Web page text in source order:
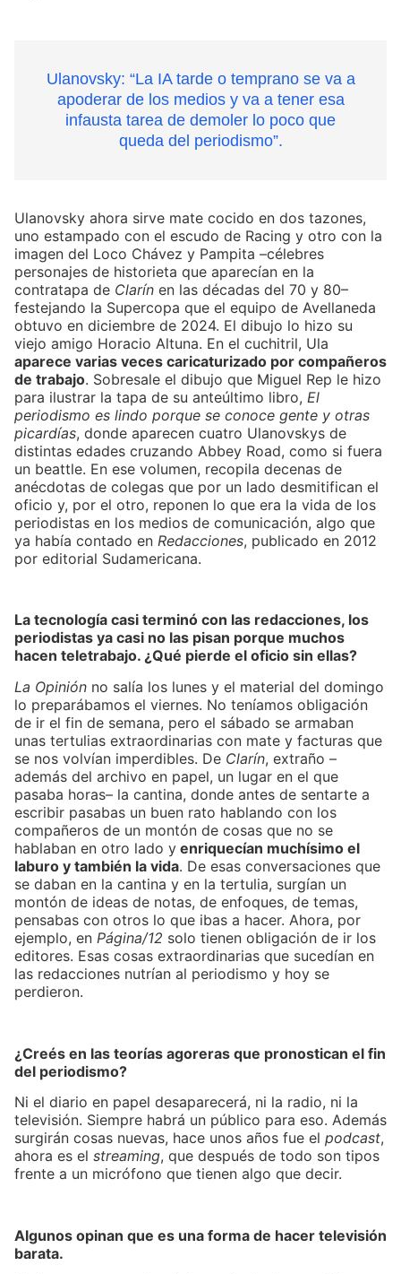
Ulanovsky: “La IA tarde o temprano se va a
apoderar de los medios y va a tener esa
infausta tarea de demoler lo poco que
queda del periodismo”.
Ulanovsky ahora sirve mate cocido en dos tazones,
uno estampado con el escudo de Racing y otro con la
imagen del Loco Chávez y Pampita –célebres
personajes de historieta que aparecían en la
contratapa de Clarín en las décadas del 70 y 80–
festejando la Supercopa que el equipo de Avellaneda
obtuvo en diciembre de 2024. El dibujo lo hizo su
viejo amigo Horacio Altuna. En el cuchitril, Ula
aparece varias veces caricaturizado por compañeros
de trabajo. Sobresale el dibujo que Miguel Rep le hizo
para ilustrar la tapa de su anteúltimo libro, El
periodismo es lindo porque se conoce gente y otras
picardías, donde aparecen cuatro Ulanovskys de
distintas edades cruzando Abbey Road, como si fuera
un beattle. En ese volumen, recopila decenas de
anécdotas de colegas que por un lado desmitifican el
oficio y, por el otro, reponen lo que era la vida de los
periodistas en los medios de comunicación, algo que
ya había contado en Redacciones, publicado en 2012
por editorial Sudamericana.
La tecnología casi terminó con las redacciones, los
periodistas ya casi no las pisan porque muchos
hacen teletrabajo. ¿Qué pierde el oficio sin ellas?
La Opinión no salía los lunes y el material del domingo
lo preparábamos el viernes. No teníamos obligación
de ir el fin de semana, pero el sábado se armaban
unas tertulias extraordinarias con mate y facturas que
se nos volvían imperdibles. De Clarín, extraño –
además del archivo en papel, un lugar en el que
pasaba horas– la cantina, donde antes de sentarte a
escribir pasabas un buen rato hablando con los
compañeros de un montón de cosas que no se
hablaban en otro lado y enriquecían muchísimo el
laburo y también la vida. De esas conversaciones que
se daban en la cantina y en la tertulia, surgían un
montón de ideas de notas, de enfoques, de temas,
pensabas con otros lo que ibas a hacer. Ahora, por
ejemplo, en Página/12 solo tienen obligación de ir los
editores. Esas cosas extraordinarias que sucedían en
las redacciones nutrían al periodismo y hoy se
perdieron.
¿Creés en las teorías agoreras que pronostican el fin
del periodismo?
Ni el diario en papel desaparecerá, ni la radio, ni la
televisión. Siempre habrá un público para eso. Además
surgirán cosas nuevas, hace unos años fue el podcast,
ahora es el streaming, que después de todo son tipos
frente a un micrófono que tienen algo que decir.
Algunos opinan que es una forma de hacer televisión
barata.